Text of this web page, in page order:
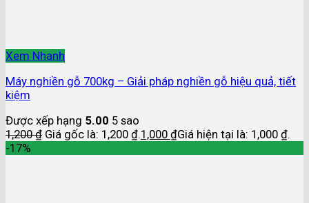
Xem Nhanh
Máy nghiền gỗ 700kg – Giải pháp nghiền gỗ hiệu quả, tiết
kiệm
Được xếp hạng 5.00 5 sao
1,200₫ Giá gốc là: 1,200 ₫.1,000 ₫Giá hiện tại là: 1,000 ₫.
-17%